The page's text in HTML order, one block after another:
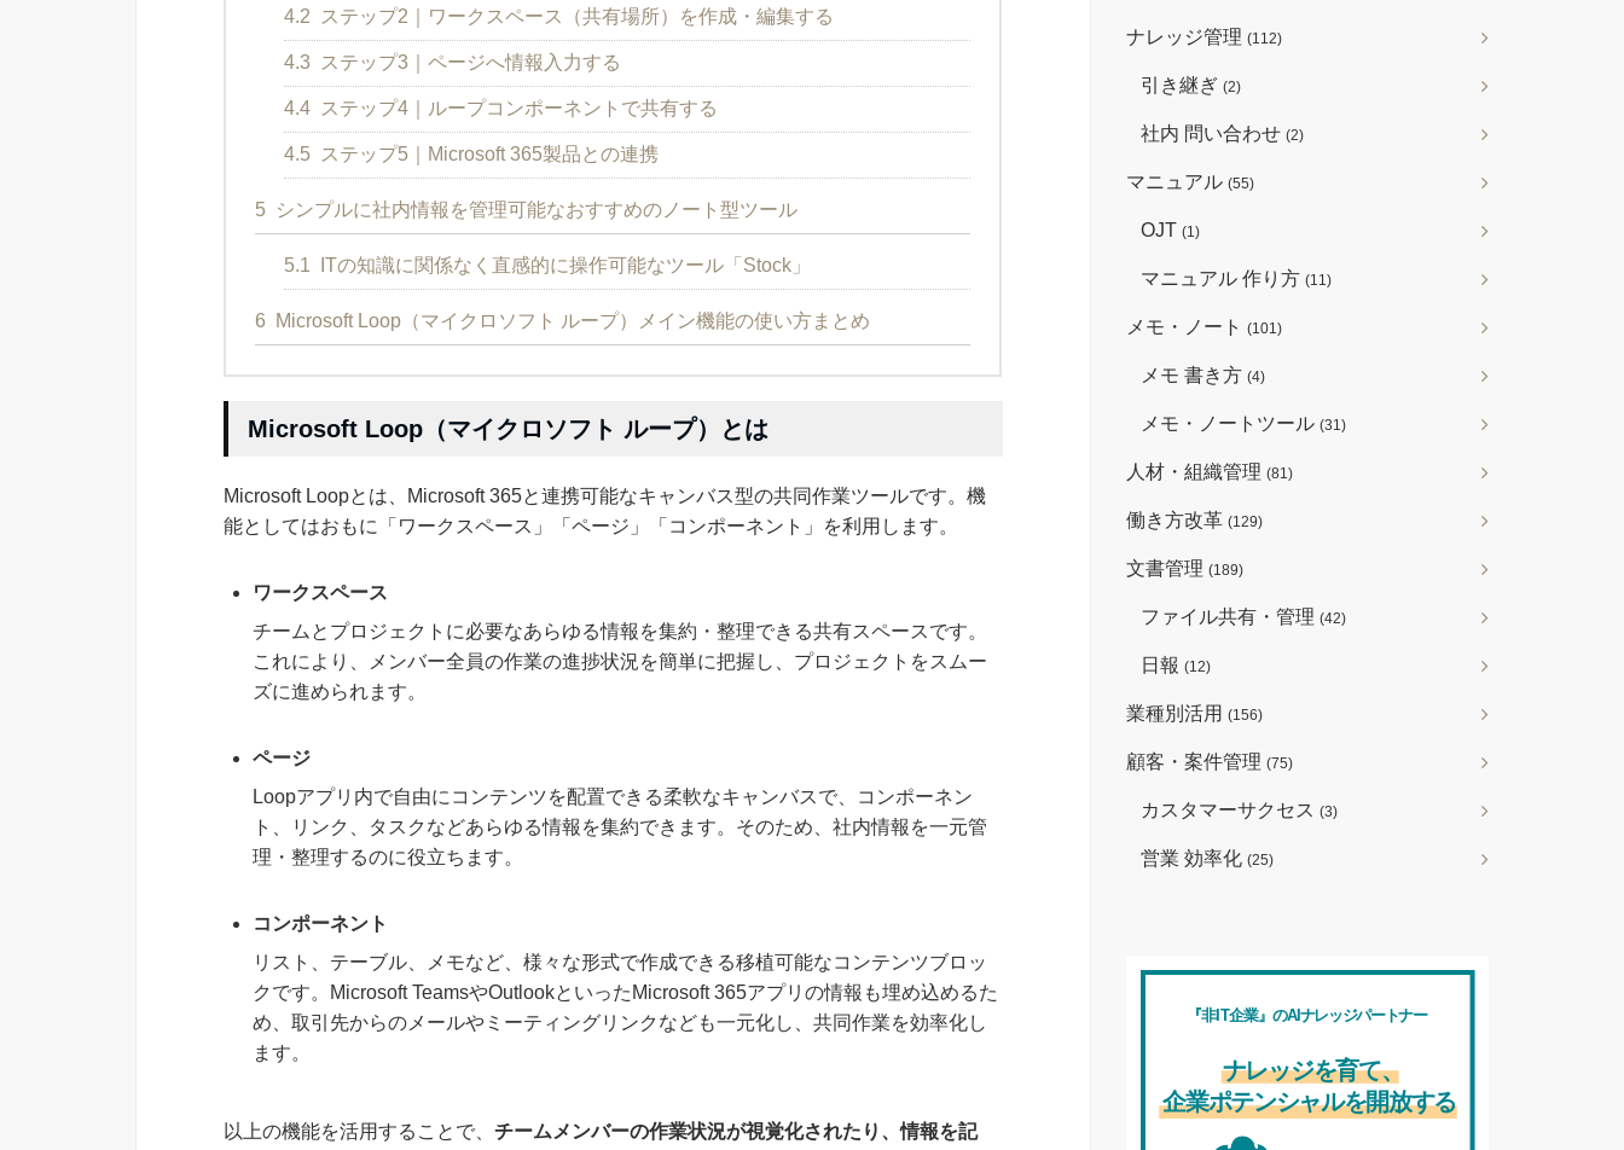
4.2 ステップ2｜ワークスペース（共有場所）を作成・編集する
4.3 ステップ3｜ページへ情報入力する
4.4 ステップ4｜ループコンポーネントで共有する
4.5 ステップ5｜Microsoft 365製品との連携
5 シンプルに社内情報を管理可能なおすすめのノート型ツール
5.1 ITの知識に関係なく直感的に操作可能なツール「Stock」
6 Microsoft Loop（マイクロソフト ループ）メイン機能の使い方まとめ
Microsoft Loop（マイクロソフト ループ）とは
Microsoft Loopとは、Microsoft 365と連携可能なキャンバス型の共同作業ツールです。機
能としてはおもに「ワークスペース」「ページ」「コンポーネント」を利用します。
ワークスペース
チームとプロジェクトに必要なあらゆる情報を集約・整理できる共有スペースです。
これにより、メンバー全員の作業の進捗状況を簡単に把握し、プロジェクトをスムー
ズに進められます。
ページ
Loopアプリ内で自由にコンテンツを配置できる柔軟なキャンバスで、コンポーネン
ト、リンク、タスクなどあらゆる情報を集約できます。そのため、社内情報を一元管
理・整理するのに役立ちます。
コンポーネント
リスト、テーブル、メモなど、様々な形式で作成できる移植可能なコンテンツブロッ
クです。Microsoft TeamsやOutlookといったMicrosoft 365アプリの情報も埋め込めるた
め、取引先からのメールやミーティングリンクなども一元化し、共同作業を効率化し
ます。
以上の機能を活用することで、 チームメンバーの作業状況が視覚化されたり、情報を記
ナレッジ管理 (112)
引き継ぎ (2)
社内 問い合わせ (2)
マニュアル (55)
OJT (1)
マニュアル 作り方 (11)
メモ・ノート (101)
メモ 書き方 (4)
メモ・ノートツール (31)
人材・組織管理 (81)
働き方改革 (129)
文書管理 (189)
ファイル共有・管理 (42)
日報 (12)
業種別活用 (156)
顧客・案件管理 (75)
カスタマーサクセス (3)
営業 効率化 (25)